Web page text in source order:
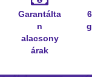
Garantálta
n
alacsony
árak